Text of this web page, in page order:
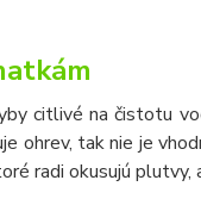
citlivé na čistotu
ohrev, tak nie je
radi okusujú